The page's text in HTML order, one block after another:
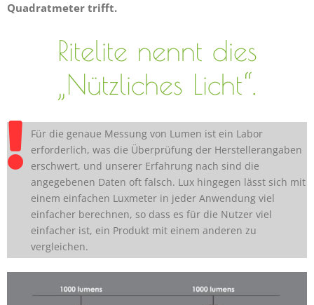
Quadratmeter trifft.
Ritelite nennt dies
„Nützliches Licht“.
Für die genaue Messung von Lumen ist ein Labor
erforderlich, was die Überprüfung der Herstellerangaben
erschwert, und unserer Erfahrung nach sind die
angegebenen Daten oft falsch. Lux hingegen lässt sich mit
einem einfachen Luxmeter in jeder Anwendung viel
einfacher berechnen, so dass es für die Nutzer viel
einfacher ist, ein Produkt mit einem anderen zu
vergleichen.